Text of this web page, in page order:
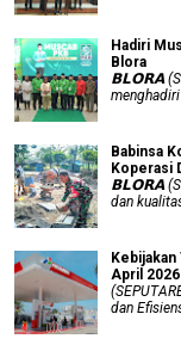
Hadiri
Blora
𝗕𝗟𝗢𝗥𝗔
Babinsa
Koperasi
𝗕𝗟𝗢𝗥𝗔
dan
April 2026
dan